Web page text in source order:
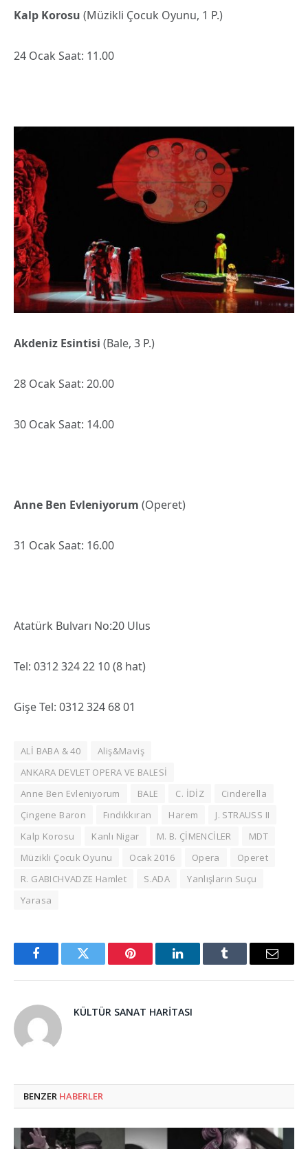
Kalp Korosu (Müzikli Çocuk Oyunu, 1 P.)
24 Ocak Saat: 11.00
Akdeniz Esintisi (Bale, 3 P.)
28 Ocak Saat: 20.00
30 Ocak Saat: 14.00
Anne Ben Evleniyorum (Operet)
31 Ocak Saat: 16.00
Atatürk Bulvarı No:20 Ulus
Tel: 0312 324 22 10 (8 hat)
Gişe Tel: 0312 324 68 01
ALİ BABA & 40
Aliş&Maviş
ANKARA DEVLET OPERA VE BALESİ
Anne Ben Evleniyorum
BALE C. İDİZ
Cinderella
Çingene Baron
Fındıkkıran Harem
J. STRAUSS II
Kalp Korosu
Kanlı Nigar M. B. ÇİMENCİLER
MDT
Müzikli Çocuk Oyunu
Ocak 2016 Opera
Operet
R. GABICHVADZE Hamlet
S.ADA
Yanlışların Suçu
Yarasa
FacebookTwitter Pinterest LinkedInTumblr Email
KÜLTÜR SANAT HARITASI
BENZER HABERLER